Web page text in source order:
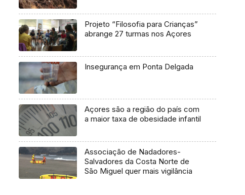
Projeto “Filosofia para Crianças”
abrange 27 turmas nos Açores
Insegurança em Ponta Delgada
Açores são a região do país com
a maior taxa de obesidade infantil
Associação de Nadadores-
Salvadores da Costa Norte de
São Miguel quer mais vigilância